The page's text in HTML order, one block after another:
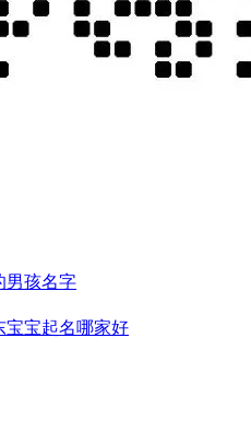
男孩名字
宝宝起名哪家好